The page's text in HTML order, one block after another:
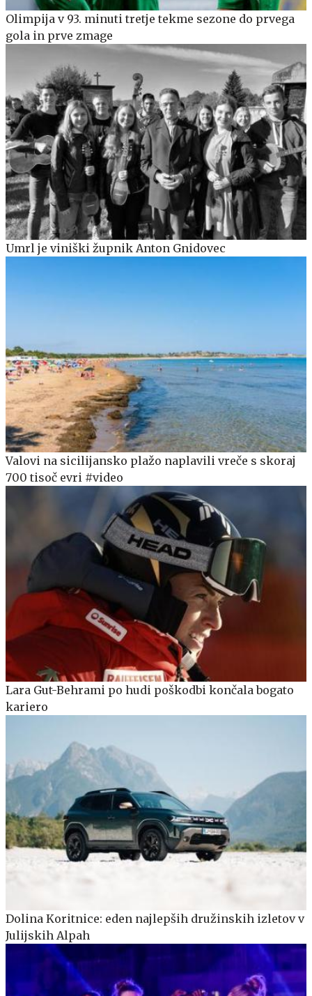
Olimpija v 93. minuti tretje tekme sezone do prvega
gola in prve zmage
Umrl je viniški župnik Anton Gnidovec
Valovi na sicilijansko plažo naplavili vreče s skoraj
700 tisoč evri #video
Lara Gut-Behrami po hudi poškodbi končala bogato
kariero
Dolina Koritnice: eden najlepših družinskih izletov v
Julijskih Alpah